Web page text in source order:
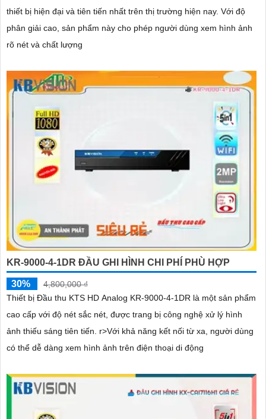
thiết bị hiện đại và tiên tiến nhất trên thị trường hiện nay. Với độ
phân giải cao, sản phẩm này cho phép người dùng xem hình ảnh
rõ nét và chất lượng
KR-9000-4-1DR ĐẦU GHI HÌNH CHI PHÍ PHÙ HỢP
30%
4,800,000 ₫
Thiết bị Đầu thu KTS HD Analog KR-9000-4-1DR là một sản phẩm
cao cấp với độ nét sắc nét, được trang bị công nghệ xử lý hình
ảnh thiếu sáng tiên tiến. r>Với khả năng kết nối từ xa, người dùng
có thể dễ dàng xem hình ảnh trên điện thoại di động